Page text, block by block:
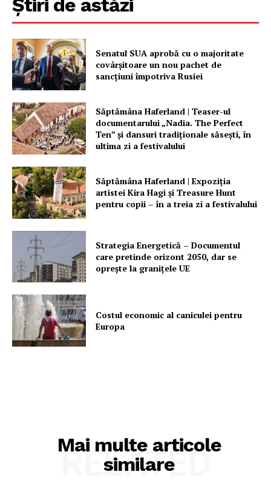
FREEDOM HOUSE ROMÂNIA
PRESShub
Despre noi / Echipa
Rețea
Contact
Știri de astăzi
Senatul SUA aprobă cu o majoritate
covârșitoare un nou pachet de
sancțiuni împotriva Rusiei
Săptămâna Haferland | Teaser-ul
documentarului „Nadia. The Perfect
Ten” şi dansuri tradiţionale săseşti, în
ultima zi a festivalului
Săptămâna Haferland | Expoziţia
artistei Kira Hagi şi Treasure Hunt
pentru copii – în a treia zi a festivalului
Strategia Energetică – Documentul
care pretinde orizont 2050, dar se
oprește la granițele UE
Costul economic al caniculei pentru
Europa
Mai multe articole
similare
RELATED